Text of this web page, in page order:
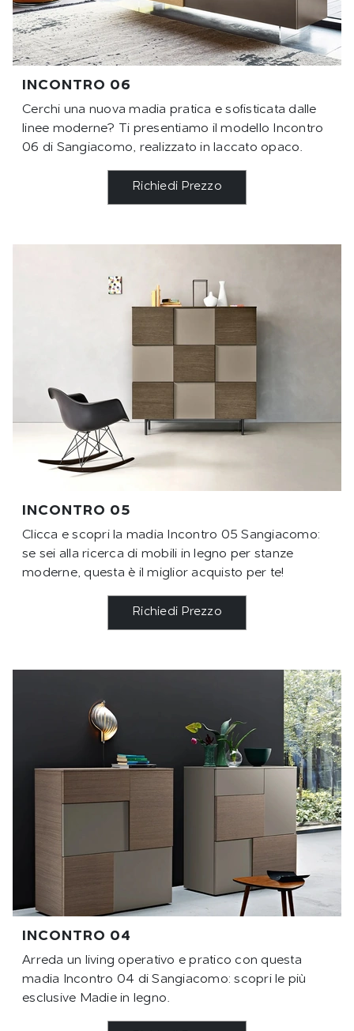
INCONTRO 06
Cerchi una nuova madia pratica e sofisticata dalle
linee moderne? Ti presentiamo il modello Incontro
06 di Sangiacomo, realizzato in laccato opaco.
Richiedi Prezzo
INCONTRO 05
Clicca e scopri la madia Incontro 05 Sangiacomo:
se sei alla ricerca di mobili in legno per stanze
moderne, questa è il miglior acquisto per te!
Richiedi Prezzo
INCONTRO 04
Arreda un living operativo e pratico con questa
madia Incontro 04 di Sangiacomo: scopri le più
esclusive Madie in legno.